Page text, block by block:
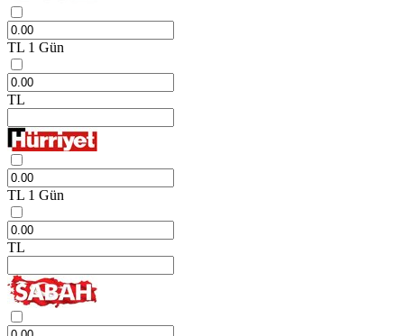
TL 1 Gün
TL
TL 1 Gün
TL